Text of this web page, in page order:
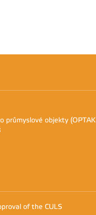
průmyslové objekty (OPTAK
of the CULS